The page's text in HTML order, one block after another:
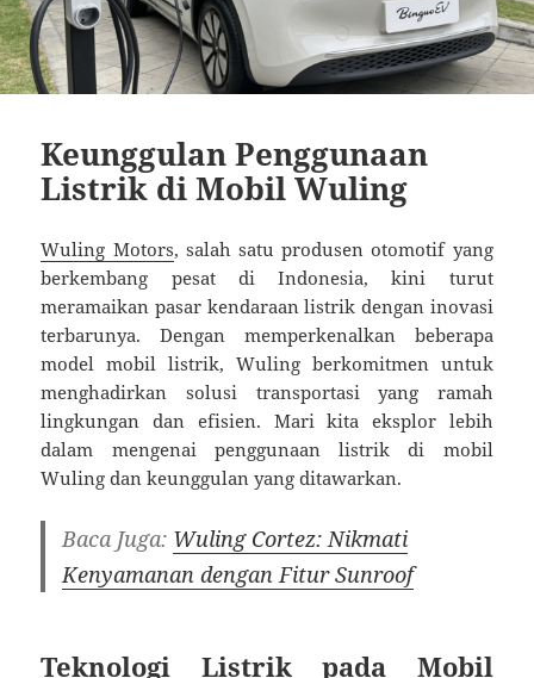
Keunggulan Penggunaan
Listrik di Mobil Wuling
Wuling Motors, salah satu produsen otomotif yang
berkembang pesat di Indonesia, kini turut
meramaikan pasar kendaraan listrik dengan inovasi
terbarunya. Dengan memperkenalkan beberapa
model mobil listrik, Wuling berkomitmen untuk
menghadirkan solusi transportasi yang ramah
lingkungan dan efisien. Mari kita eksplor lebih
dalam mengenai penggunaan listrik di mobil
Wuling dan keunggulan yang ditawarkan.
Baca Juga: Wuling Cortez: Nikmati
Kenyamanan dengan Fitur Sunroof
Teknologi Listrik pada Mobil